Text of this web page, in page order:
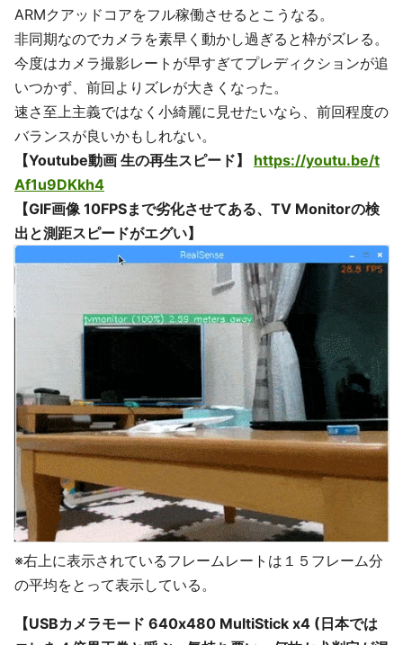
ARMクアッドコアをフル稼働させるとこうなる。
非同期なのでカメラを素早く動かし過ぎると枠がズレる。
今度はカメラ撮影レートが早すぎてプレディクションが追
いつかず、前回よりズレが大きくなった。
速さ至上主義ではなく小綺麗に見せたいなら、前回程度の
バランスが良いかもしれない。
【Youtube動画 生の再生スピード】 https://youtu.be/t
Af1u9DKkh4
【GIF画像 10FPSまで劣化させてある、TV Monitorの検
出と測距スピードがエグい】
※右上に表示されているフレームレートは１５フレーム分
の平均をとって表示している。
【USBカメラモード 640x480 MultiStick x4 (日本では